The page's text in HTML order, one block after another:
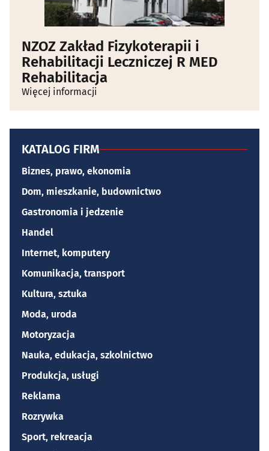
NZOZ Zakład Fizykoterapii i
Rehabilitacji Leczniczej R MED
Rehabilitacja
Więcej informacji
KATALOG FIRM
Biznes, prawo, ekonomia
Dom, mieszkanie, budownictwo
Gastronomia i jedzenie
Handel
Internet, komputery
Komunikacja, transport
Kultura, sztuka
Moda, uroda
Motoryzacja
Nauka, edukacja, szkolnictwo
Produkcja, usługi
Reklama
Rozrywka
Sport, rekreacja